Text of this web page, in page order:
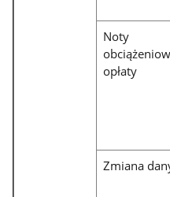
Noty
opłaty
Zmiana